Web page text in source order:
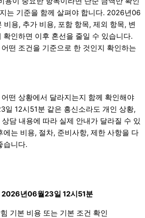
는 기준을 함께 살펴야 합니다. 2026년06
비용, 추가 비용, 포함 항목, 제외 항목, 변
확인하면 이후 혼선을 줄일 수 있습니다.
떤 조건을 기준으로 한 것인지 확인하는
떤 상황에서 달라지는지 함께 확인해야
일 12시51분 같은 흥신소라도 개인 상황,
담 내용에 따라 실제 안내가 달라질 수 있
에는 비용, 절차, 준비사항, 제한 사항을 다
습니다.
2026년06월23일 12시51분
기본 비용 또는 기본 조건 확인